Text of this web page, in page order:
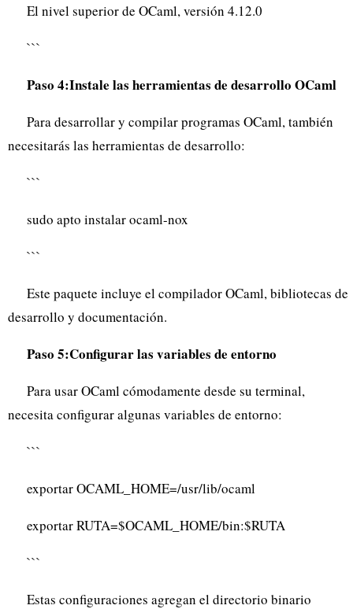
El nivel superior de OCaml, versión 4.12.0
```
Paso 4:Instale las herramientas de desarrollo OCaml
Para desarrollar y compilar programas OCaml, también
necesitarás las herramientas de desarrollo:
```
sudo apto instalar ocaml-nox
```
Este paquete incluye el compilador OCaml, bibliotecas de
desarrollo y documentación.
Paso 5:Configurar las variables de entorno
Para usar OCaml cómodamente desde su terminal,
necesita configurar algunas variables de entorno:
```
exportar OCAML_HOME=/usr/lib/ocaml
exportar RUTA=$OCAML_HOME/bin:$RUTA
```
Estas configuraciones agregan el directorio binario